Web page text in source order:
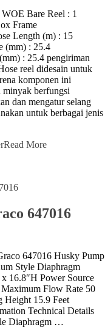
Bare Reel : 1
Frame
Length (m) : 15
(mm) : 25.4
: 25.4 pengiriman
reel didesain untuk
komponen ini
minyak berfungsi
dan mengatur selang
untuk berbagai jenis
Read More
647016
647016 Husky Pump
Style Diaphragm
16.8″H Power Source
Flow Rate 50
Height 15.9 Feet
Technical Details
‎Diaphragm …